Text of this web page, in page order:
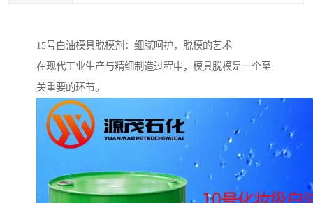
15号白油模具脱模剂：细腻呵护，脱模的艺术
在现代工业生产与精细制造过程中，模具脱模是一个至
关重要的环节。